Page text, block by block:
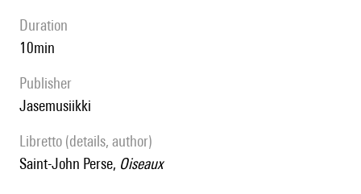
duration
10min
publisher
Jasemusiikki
Libretto (details, author)
Saint-John Perse, Oiseaux